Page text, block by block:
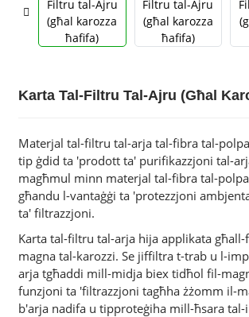
Karta Tal-Filtru Tal-Ajru (għal
Materjal tal-filtru tal-arja tal-fibra tal-
tip ġdid ta 'prodott ta' purifikazzjoni tal-
magħmul minn materjal tal-fibra tal-
għandu l-vantaġġi ta 'protezzjoni
ta' filtrazzjoni.
Karta tal-filtru tal-arja hija applikata
magna tal-karozzi. Se jiffiltra t-trab u l-
arja tgħaddi mill-midja biex tidħol fil-
funzjoni ta 'filtrazzjoni tagħha żżomm il-
b'arja nadifa u tipproteġiha mill-ħsara